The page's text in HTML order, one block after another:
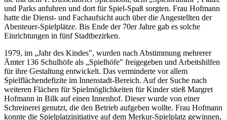
und Parks anfuhren und dort für Spiel-Spaß sorgten. Frau Hofmann
hatte die Dienst- und Fachaufsicht auch über die Angestellten der
Abenteuer-Spielplätze. Bis Ende der 70er Jahre gab es solche
Einrichtungen in fünf Stadtbezirken.
1979, im „Jahr des Kindes", wurden nach Abstimmung mehrerer
Ämter 136 Schulhöfe als „Spielhöfe" freigegeben und Arbeitshilfen
für ihre Gestaltung entwickelt. Das verminderte vor allem
Spielflächendefizite im Innenstadt-Bereich. Auf der Suche nach
weiteren Flächen für Spielmöglichkeiten für Kinder stieß Margret
Hofmann in Bilk auf einen Innenhof. Dieser wurde von einer
Schreinerei genutzt, die den Betrieb aufgeben wollte. Frau Hofmann
konnte die Spielplatzinitiative auf dem Merkur-Spielplatz gewinnen,